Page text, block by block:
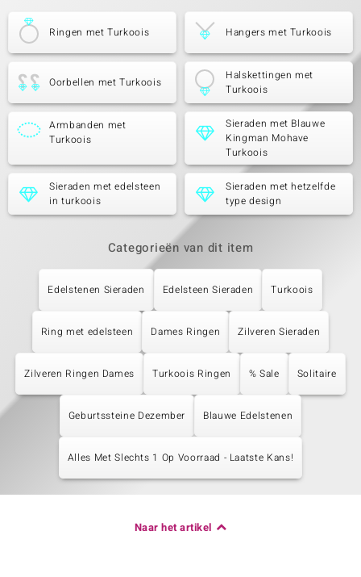
Ringen met Turkoois Hangers met Turkoois
Oorbellen met Turkoois
Halskettingen met
Turkoois
Armbanden met
Turkoois
Sieraden met Blauwe
Kingman Mohave
Turkoois
Sieraden met edelsteen
in turkoois
Sieraden met hetzelfde
type design
Categorieën van dit item
Edelstenen Sieraden Edelsteen Sieraden Turkoois
Ring met edelsteen Dames Ringen Zilveren Sieraden
Zilveren Ringen Dames Turkoois Ringen % Sale Solitaire
Geburtssteine Dezember Blauwe Edelstenen
Alles Met Slechts 1 Op Voorraad - Laatste Kans!
Naar het artikel